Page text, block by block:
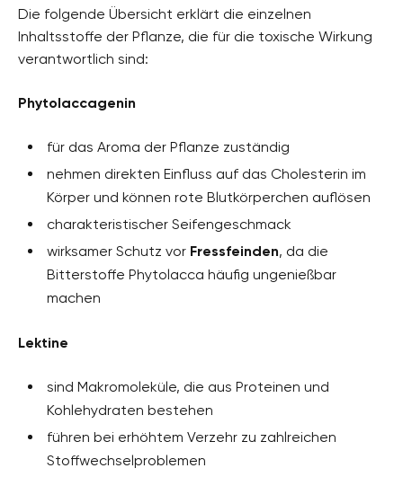
Die folgende Übersicht erklärt die einzelnen
Inhaltsstoffe der Pflanze, die für die toxische Wirkung
verantwortlich sind:
Phytolaccagenin
für das Aroma der Pflanze zuständig
nehmen direkten Einfluss auf das Cholesterin im
Körper und können rote Blutkörperchen auflösen
charakteristischer Seifengeschmack
wirksamer Schutz vor Fressfeinden, da die
Bitterstoffe Phytolacca häufig ungenießbar
machen
Lektine
sind Makromoleküle, die aus Proteinen und
Kohlehydraten bestehen
führen bei erhöhtem Verzehr zu zahlreichen
Stoffwechselproblemen